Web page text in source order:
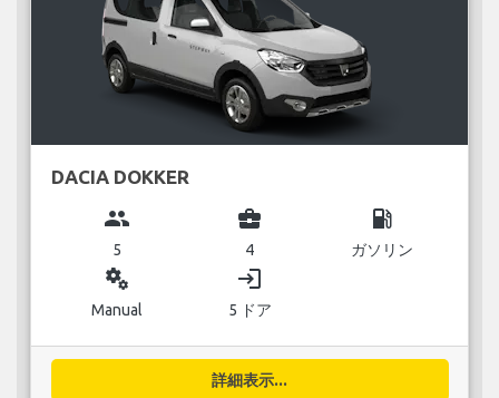
DACIA DOKKER
group
5
business_center
4
local_gas_station
ガソリン
miscellaneous_services
Manual
login
5 ドア
詳細表示...